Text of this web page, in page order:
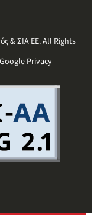
& ΣΙΑ ΕΕ. All Rights
Privacy